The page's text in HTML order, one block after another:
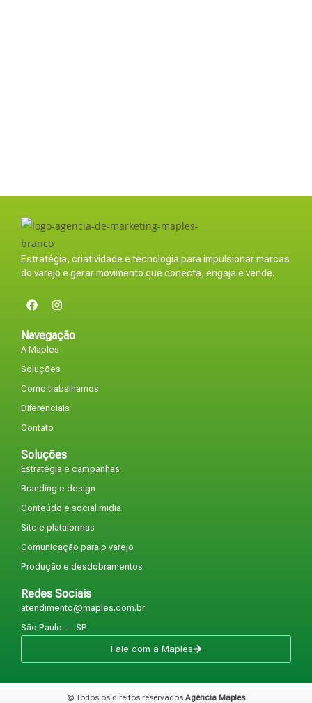
Estratégia, criatividade e tecnologia para impulsionar marcas
do varejo e gerar movimento que conecta, engaja e vende.
Navegação
A Maples
Soluções
Como trabalhamos
Diferenciais
Contato
Soluções
Estratégia e campanhas
Branding e design
Conteúdo e social midia
Site e plataformas
Comunicação para o varejo
Produção e desdobramentos
Redes Sociais
atendimento@maples.com.br
São Paulo — SP
Fale com a Maples
© Todos os direitos reservados Agência Maples